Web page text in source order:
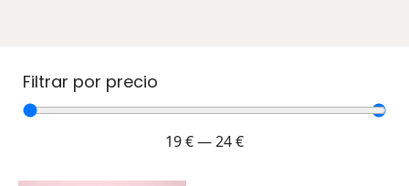
Filtrar por precio
19€—24€